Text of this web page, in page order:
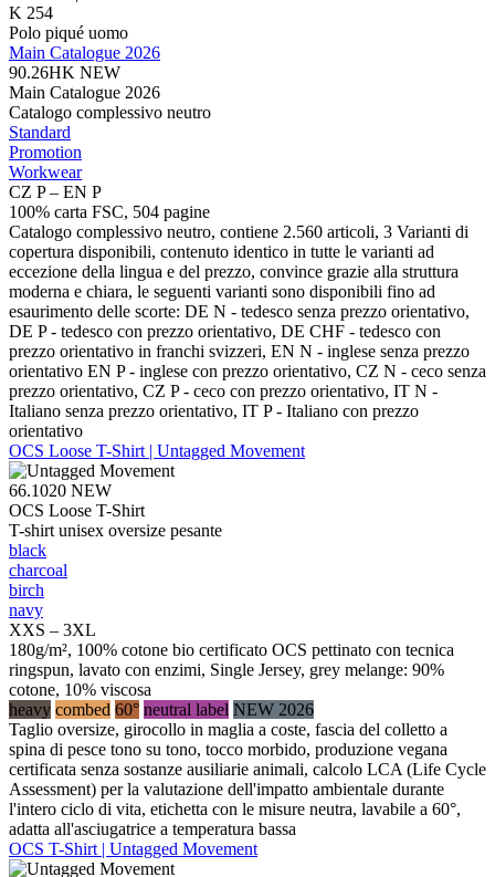
K 254
Polo piqué uomo
Main Catalogue 2026
90.26HK NEW
Main Catalogue 2026
Catalogo complessivo neutro
Standard
Promotion
Workwear
CZ P – EN P
100% carta FSC, 504 pagine
Catalogo complessivo neutro, contiene 2.560 articoli, 3 Varianti di
copertura disponibili, contenuto identico in tutte le varianti ad
eccezione della lingua e del prezzo, convince grazie alla struttura
moderna e chiara, le seguenti varianti sono disponibili fino ad
esaurimento delle scorte: DE N - tedesco senza prezzo orientativo,
DE P - tedesco con prezzo orientativo, DE CHF - tedesco con
prezzo orientativo in franchi svizzeri, EN N - inglese senza prezzo
orientativo EN P - inglese con prezzo orientativo, CZ N - ceco senza
prezzo orientativo, CZ P - ceco con prezzo orientativo, IT N -
Italiano senza prezzo orientativo, IT P - Italiano con prezzo
orientativo
OCS Loose T-Shirt | Untagged Movement
66.1020 NEW
OCS Loose T-Shirt
T-shirt unisex oversize pesante
black
charcoal
birch
navy
XXS – 3XL
180g/m², 100% cotone bio certificato OCS pettinato con tecnica
ringspun, lavato con enzimi, Single Jersey, grey melange: 90%
cotone, 10% viscosa
heavy combed 60° neutral label NEW 2026
Taglio oversize, girocollo in maglia a coste, fascia del colletto a
spina di pesce tono su tono, tocco morbido, produzione vegana
certificata senza sostanze ausiliarie animali, calcolo LCA (Life Cycle
Assessment) per la valutazione dell'impatto ambientale durante
l'intero ciclo di vita, etichetta con le misure neutra, lavabile a 60°,
adatta all'asciugatrice a temperatura bassa
OCS T-Shirt | Untagged Movement